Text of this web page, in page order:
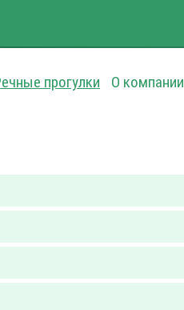
прогулки О компании